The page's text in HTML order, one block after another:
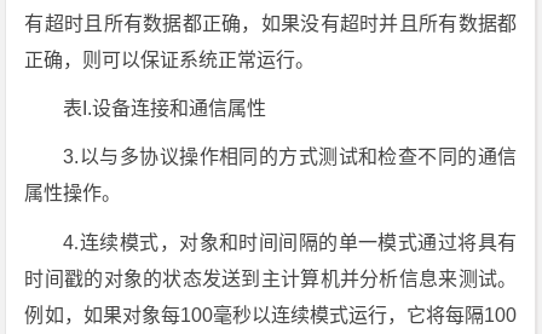
有超时且所有数据都正确，如果没有超时并且所有数据都
正确，则可以保证系统正常运行。
表I.设备连接和通信属性
3.以与多协议操作相同的方式测试和检查不同的通信
属性操作。
4 连续模式，对象和时间间隔的单一模式通过将具有
时间戳的对象的状态发送到主计算机并分析信息来测试。
例如，如果对象每100毫秒以连续模式运行，它将每隔100